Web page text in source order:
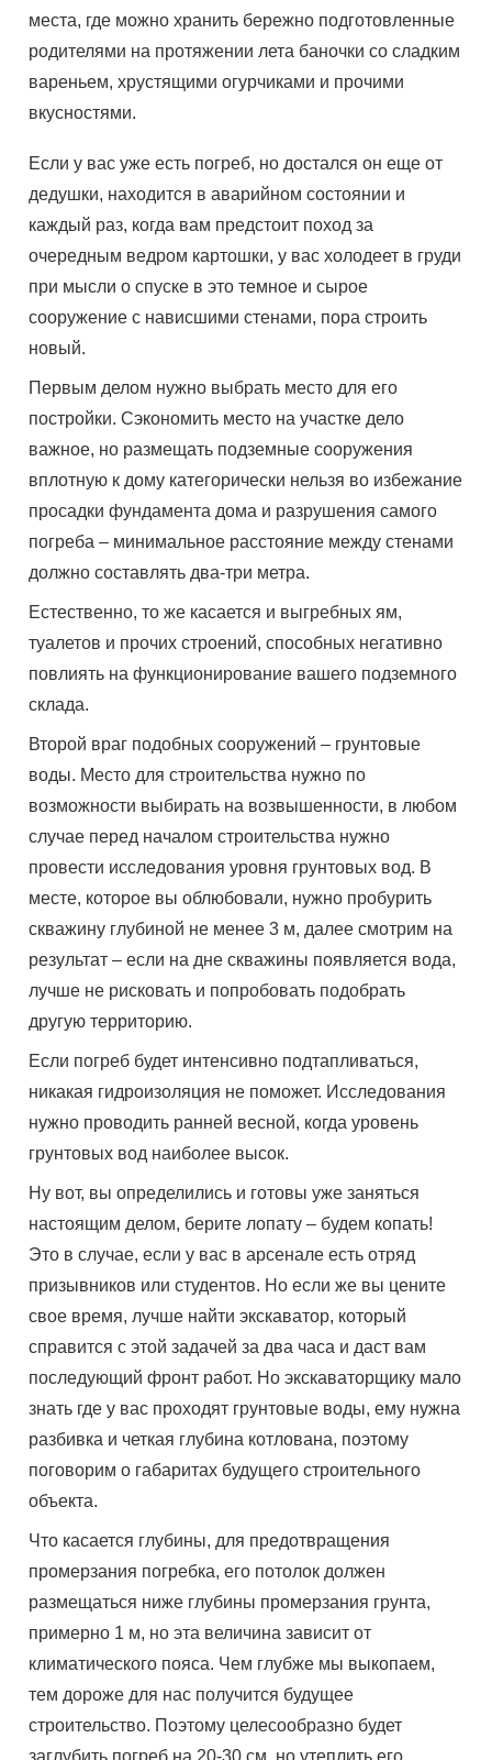
места, где можно хранить бережно подготовленные
родителями на протяжении лета баночки со сладким
вареньем, хрустящими огурчиками и прочими
вкусностями.
Если у вас уже есть погреб, но достался он еще от
дедушки, находится в аварийном состоянии и
каждый раз, когда вам предстоит поход за
очередным ведром картошки, у вас холодеет в груди
при мысли о спуске в это темное и сырое
сооружение с нависшими стенами, пора строить
новый.
Первым делом нужно выбрать место для его
постройки. Сэкономить место на участке дело
важное, но размещать подземные сооружения
вплотную к дому категорически нельзя во избежание
просадки фундамента дома и разрушения самого
погреба – минимальное расстояние между стенами
должно составлять два-три метра.
Естественно, то же касается и выгребных ям,
туалетов и прочих строений, способных негативно
повлиять на функционирование вашего подземного
склада.
Второй враг подобных сооружений – грунтовые
воды. Место для строительства нужно по
возможности выбирать на возвышенности, в любом
случае перед началом строительства нужно
провести исследования уровня грунтовых вод. В
месте, которое вы облюбовали, нужно пробурить
скважину глубиной не менее 3 м, далее смотрим на
результат – если на дне скважины появляется вода,
лучше не рисковать и попробовать подобрать
другую территорию.
Если погреб будет интенсивно подтапливаться,
никакая гидроизоляция не поможет. Исследования
нужно проводить ранней весной, когда уровень
грунтовых вод наиболее высок.
Ну вот, вы определились и готовы уже заняться
настоящим делом, берите лопату – будем копать!
Это в случае, если у вас в арсенале есть отряд
призывников или студентов. Но если же вы цените
свое время, лучше найти экскаватор, который
справится с этой задачей за два часа и даст вам
последующий фронт работ. Но экскаваторщику мало
знать где у вас проходят грунтовые воды, ему нужна
разбивка и четкая глубина котлована, поэтому
поговорим о габаритах будущего строительного
объекта.
Что касается глубины, для предотвращения
промерзания погребка, его потолок должен
размещаться ниже глубины промерзания грунта,
примерно 1 м, но эта величина зависит от
климатического пояса. Чем глубже мы выкопаем,
тем дороже для нас получится будущее
строительство. Поэтому целесообразно будет
заглубить погреб на 20-30 см, но утеплить его